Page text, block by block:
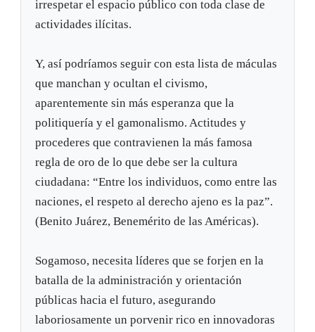
irrespetar el espacio público con toda clase de
actividades ilícitas.
Y, así podríamos seguir con esta lista de máculas
que manchan y ocultan el civismo,
aparentemente sin más esperanza que la
politiquería y el gamonalismo. Actitudes y
procederes que contravienen la más famosa
regla de oro de lo que debe ser la cultura
ciudadana: “Entre los individuos, como entre las
naciones, el respeto al derecho ajeno es la paz”.
(Benito Juárez, Benemérito de las Américas).
Sogamoso, necesita líderes que se forjen en la
batalla de la administración y orientación
públicas hacia el futuro, asegurando
laboriosamente un porvenir rico en innovadoras